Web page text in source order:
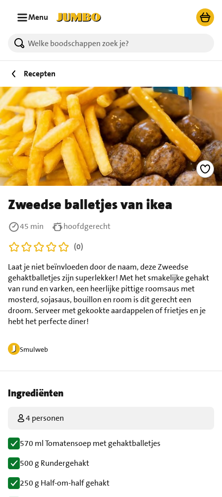
Menu
Recepten
Zweedse balletjes van ikea
Smulweb
Laat je niet beïnvloeden door de naam, deze Zweedse
gehaktballetjes zijn superlekker! Met het smakelijke gehakt
van rund en varken, een heerlijke pittige roomsaus met
mosterd, sojasaus, bouillon en room is dit gerecht een
droom. Serveer met gekookte aardappelen of frietjes en je
hebt het perfecte diner!
45 min
hoofdgerecht
(0)
Ingrediënten
4 personen
570 ml Tomatensoep met gehaktballetjes
500 g Rundergehakt
250 g Half-om-half gehakt